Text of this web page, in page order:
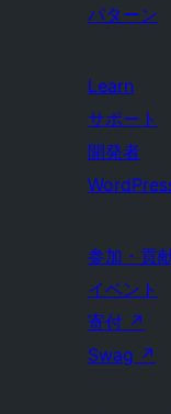
パターン
Learn
サポート
開発者
参加・貢
イベント
寄付 ↗
Swag ↗